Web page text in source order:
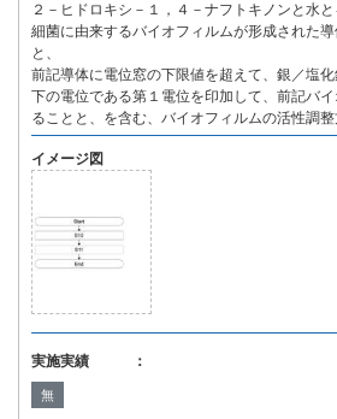
２－ヒドロキシ－１，４－ナフトキノンと水と
細菌に由来するバイオフィルムが形成された
と、
前記導体に電位窓の下限値を超えて、銀／塩
下の電位である第１電位を印加して、前記バ
ることと、を含む、バイオフィルムの活性調整
イメージ図
実施実績 ：
無